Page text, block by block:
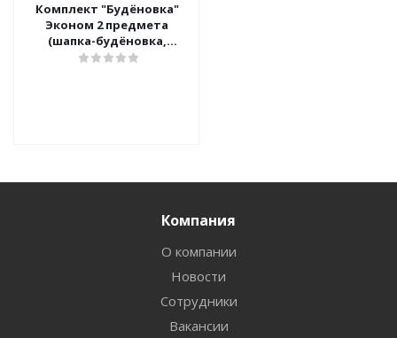
Комплект "Будёновка"
Эконом 2 предмета
(шапка-будёновка,
коврик) НП белый
Компания
О компании
Новости
Сотрудники
Вакансии